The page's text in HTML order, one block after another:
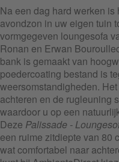
Na een dag hard werken
avondzon in uw eigen tuin
vormgegeven loungesofa
Ronan en Erwan
bank is gemaakt van
poedercoating bestand is
weersomstandigheden.
achteren en de rugleuning
waardoor u op een
Deze Palissade -
een ruime zitdiepte van 80
wat comfortabel naar